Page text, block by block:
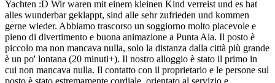
Yachten :D Wir waren mit einem kleinen Kind verreist und es hat
alles wunderbar geklappt, sind alle sehr zufrieden und kommen
gerne wieder. Abbiamo trascorso un soggiorno molto piacevole e
pieno di divertimento e buona animazione a Punta Ala. Il posto è
piccolo ma non mancava nulla, solo la distanza dalla città più grande
è un po' lontana (20 minuti+). Il nostro alloggio è stato il primo in
cui non mancava nulla. Il contatto con il proprietario e le persone sul